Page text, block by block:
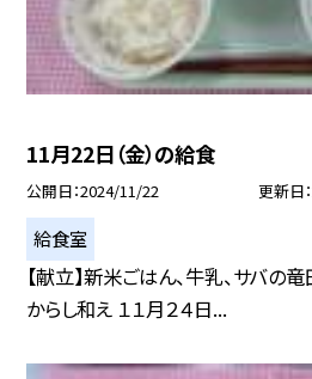
11月22日（金）の給食
公開日 2024/11/22 更新日
給食室
【献立】新米ごはん、牛乳、サバの
からし和え １１月２４日...